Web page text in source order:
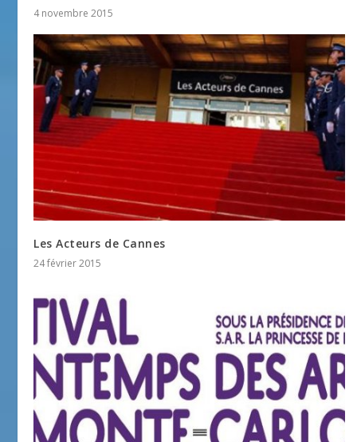
4 novembre 2015
Les Acteurs de Cannes
24 février 2015